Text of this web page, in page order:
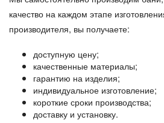
качество на каждом этапе
производителя, вы получаете:
доступную цену;
качественные материалы;
гарантию на изделия;
индивидуальное изготовление;
короткие сроки производства;
доставку и установку.